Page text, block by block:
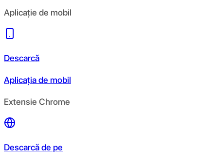
Aplicație de mobil
Descarcă
Aplicația de mobil
Extensie Chrome
Descarcă de pe